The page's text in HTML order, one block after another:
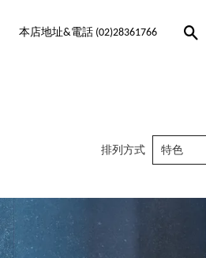
本店地址&電話 (02)28361766
排列方式